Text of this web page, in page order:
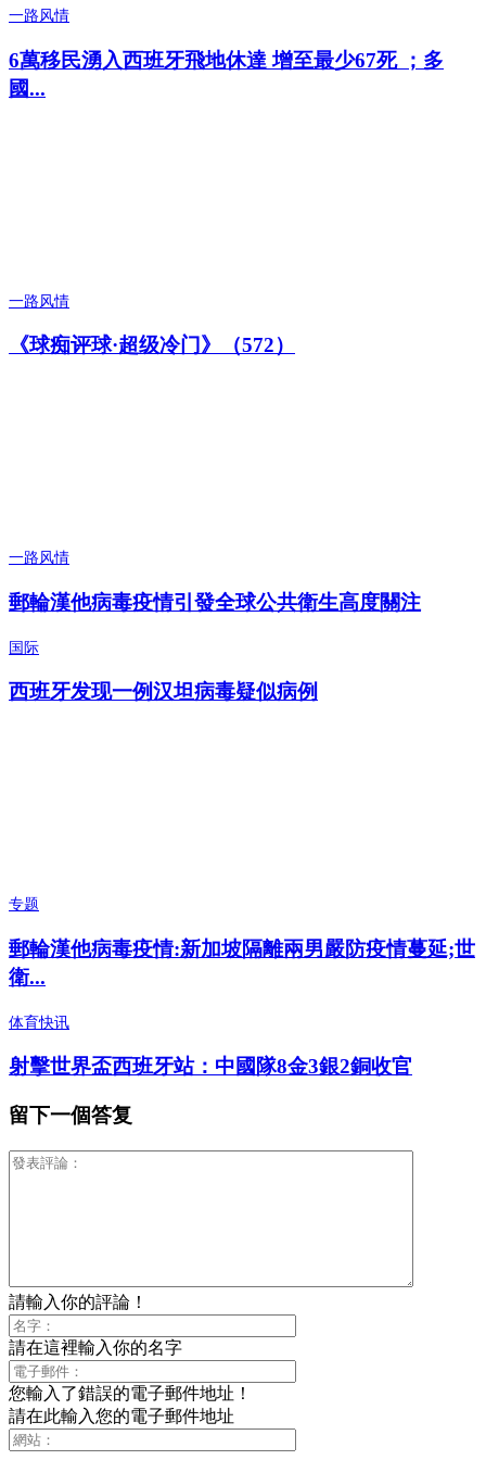
一路风情
6萬移民湧入西班牙飛地休達 增至最少67死 ；多
國...
一路风情
《球痴评球·超级冷门》（572）
一路风情
郵輪漢他病毒疫情引發全球公共衛生高度關注
国际
西班牙发现一例汉坦病毒疑似病例
专题
郵輪漢他病毒疫情:新加坡隔離兩男嚴防疫情蔓延;世
衛...
体育快讯
射擊世界盃西班牙站：中國隊8金3銀2銅收官
留下一個答复
請輸入你的評論！
請在這裡輸入你的名字
您輸入了錯誤的電子郵件地址！
請在此輸入您的電子郵件地址